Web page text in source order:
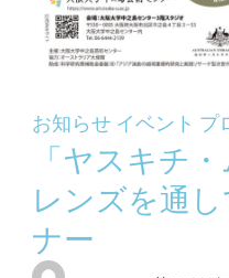
お知らせ イベント プ
「ヤスキチ
レンズを通
ナー